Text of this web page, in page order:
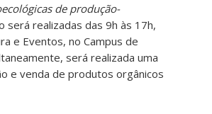
de produção-
será realizadas das 9h às 17h,
e Eventos, no Campus de
será realizada uma
e venda de produtos orgânicos